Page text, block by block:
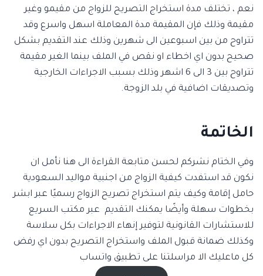
نعم ، تختلف مدة استخراج التصريح للزواج من مقيمو وغير
مقيمة وذلك فإن المقيمة مدة المعاملة اسهل واسرع وقد
تتراوح من بين اسبوعين الى شهرين وذلك عند التقديم بشكل
صحيح بدون اي اخطاء او نقص في الملف بينما الغير مقيمة
تتراوح بين 3 الى 6 اشهر وذلك بسبب الاجراءات الخارجية
وتصديقات اضافية في بلد الزوجة.
الخاتمة
وفي الختام نشركم لحسن متابعة القراءة الى هنا نأمل ان
نكون قد استفدت كيفية الزواج من اجنبية مواليد السعودية
حامل إقامة وكيف يتم استخراج تصريح الزواج رسميًا عبر ابشر
بخطوات سهلة وأيضًا يمكنك التقديم عبر مكتب السريع
للاستشارات القانونية لتوفير إنهاء الاجراءات بكل سلاسة
وكذلك ضمانة قبول الملف واستخراج التصريح بدون اي رفض
كل ماعليك الا مراسلتنا على تطبيق واتساب